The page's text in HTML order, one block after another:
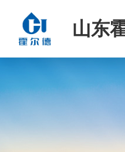
山东